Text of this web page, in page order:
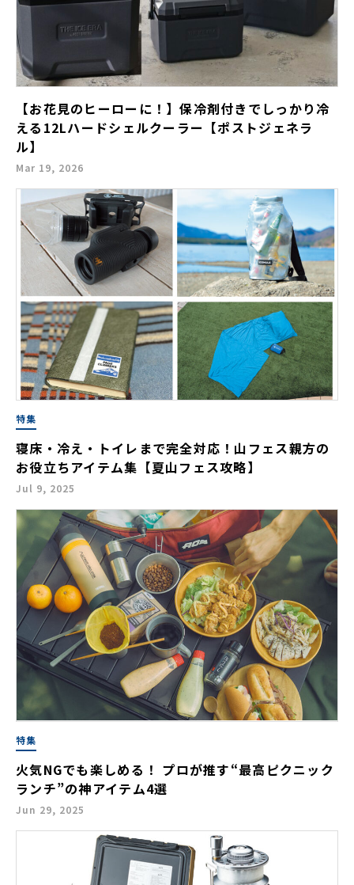
【お花見のヒーローに！】保冷剤付きでしっかり冷
える12Lハードシェルクーラー【ポストジェネラ
ル】
Mar 19, 2026
特集
寝床・冷え・トイレまで完全対応！山フェス親方の
お役立ちアイテム集【夏山フェス攻略】
Jul 9, 2025
特集
火気NGでも楽しめる！ プロが推す“最高ピクニック
ランチ”の神アイテム4選
Jun 29, 2025